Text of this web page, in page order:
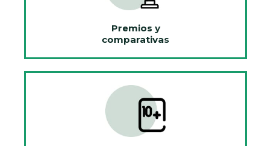
Premios y
comparativas